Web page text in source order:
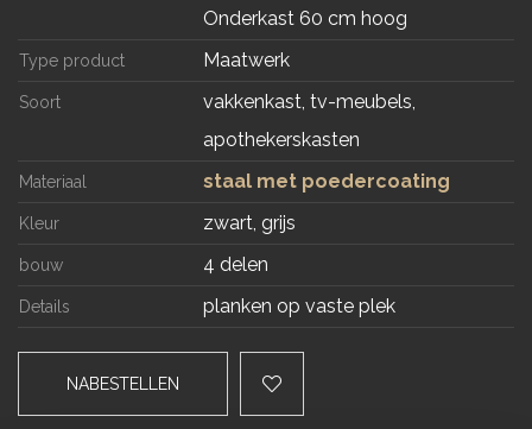
Onderkast 60 cm hoog
Type product Maatwerk
Soort
vakkenkast, tv-meubels,
apothekerskasten
Materiaal staal met poedercoating
Kleur zwart, grijs
bouw 4 delen
Details planken op vaste plek
NABESTELLEN